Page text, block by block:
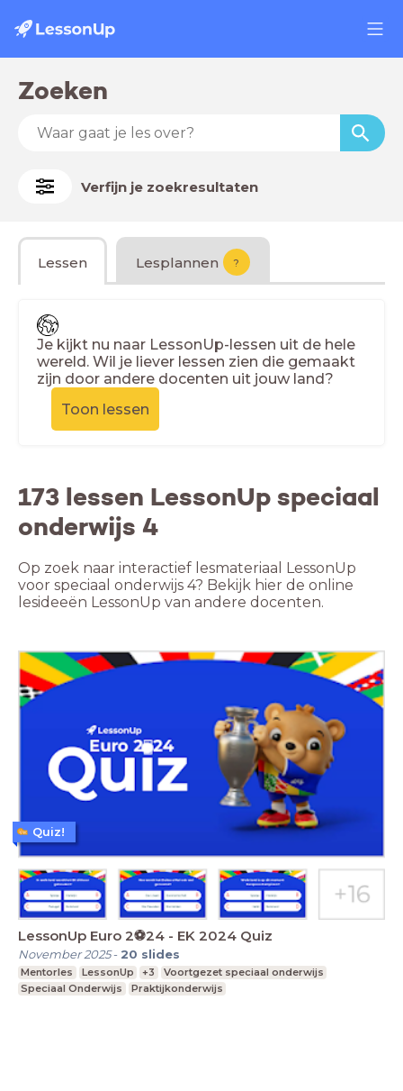
Zoeken
Verfijn je zoekresultaten
Lessen Lesplannen ?
Je kijkt nu naar LessonUp-lessen uit de hele
wereld. Wil je liever lessen zien die gemaakt
zijn door andere docenten uit jouw land?
Toon lessen
173 lessen LessonUp speciaal
onderwijs 4
Op zoek naar interactief lesmateriaal LessonUp
voor speciaal onderwijs 4? Bekijk hier de online
lesideeën LessonUp van andere docenten.
LessonUp Euro 2⚽️24 - EK 2024 Quiz
November 2025- 20 slides
Mentorles LessonUp +3
Voortgezet speciaal onderwijs
Speciaal Onderwijs
Praktijkonderwijs
Quiz!